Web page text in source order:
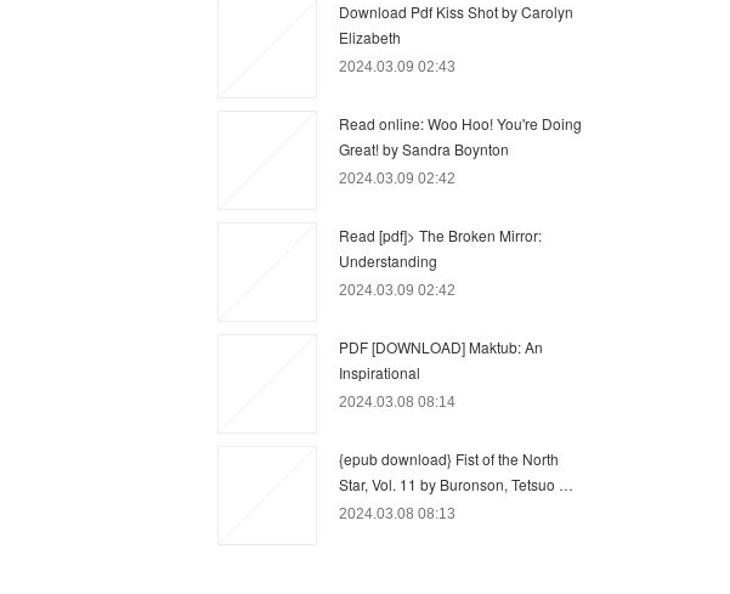
Download Pdf Kiss Shot by Carolyn
Elizabeth
2024.03.09 02:43
Read online: Woo Hoo! You're Doing
Great! by Sandra Boynton
2024.03.09 02:42
Read [pdf]> The Broken Mirror:
Understanding
2024.03.09 02:42
PDF [DOWNLOAD] Maktub: An
Inspirational
2024.03.08 08:14
{epub download} Fist of the North
Star, Vol. 11 by Buronson, Tetsuo …
2024.03.08 08:13